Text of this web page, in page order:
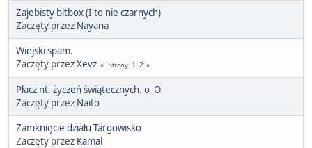
Zajebisty bitbox (I to nie czarnych)
Zaczęty przez Nayana
Wiejski spam.
Zaczęty przezXevz Strony 1 2
Płacz nt. życzeń świątecznych. o_O
Zaczęty przez Naito
Zamknięcie działu Targowisko
Zaczęty przez Kamal